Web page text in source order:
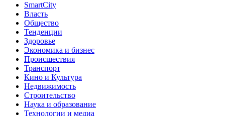
SmartCity
Власть
Общество
Тенденции
Здоровье
Экономика и бизнес
Происшествия
Транспорт
Кино и Культура
Недвижимость
Строительство
Наука и образование
Технологии и медиа